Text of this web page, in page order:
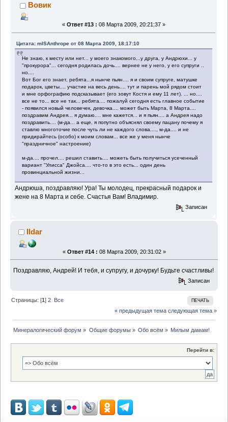
Вовик
« Ответ #13 : 08 Марта 2009, 20:21:37 »
Цитата: mISAnthrope от 08 Марта 2009, 18:17:10
Не знаю, к месту или нет... у моего знакомого...у друга, у Андрюхи... у
"прокурора"... сегодня родилась дочь.... вернее не у него, у его супруги ..
но....
Вот Бог его знает, ребята...я нынче пьян.... я и своим супруге, матушке
подарок, цветы.... участие на весь день.... тут и парень мой рядом стоит
и мне орфографию подсказывает (его зовут Костя и ему 11 лет). ... но....
все не то... все не так... ребята.... пожалуй сегодня есть главное событие
- появился новый человечек, девочка.... может быть Марта, 8 Марта....
поздравим Андрея... я думаю.... мне кажется... и я пьян.... а Андрея надо
поздравить.... (м-да... а еще, я попутно объяснял своему пацану почему я
ставлю многоточие после чуть ли не каждого слова...., м-да.... и не
придирайтесь (особо) к моим словам... все же у меня нынче
"праздничное" настроение)
м-да.... прочел.... решил ставить.... можеть быть получиться усеченный
вариант "Улисса" Джойса.... что-то в это есть... один день
провинциальной жизни...
Андрюша, поздравляю! Ура! Ты молодец, прекрасный подарок и
жене на 8 Марта и себе. Счастья Вам! Владимир.
Записан
Ildar
« Ответ #14 : 08 Марта 2009, 20:31:02 »
Поздравляю, Андрей! И тебя, и супругу, и дочурку! Будьте счастливы!
Записан
ПЕЧАТЬ
Страницы: [1]2 Все
« предыдущая тема следующая тема »
Минералогический форум » Общие форумы» Обо всём » Милым дамам!
Перейти в: